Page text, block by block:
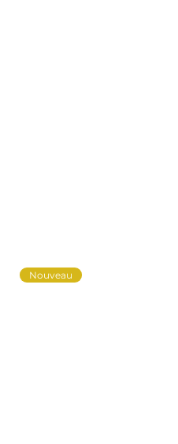
Nouveau